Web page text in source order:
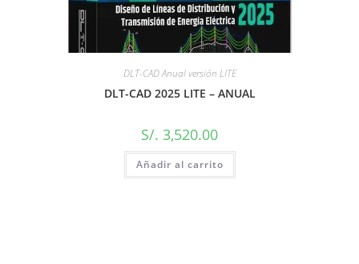
DLT-CAD Anual versión LITE
DLT-CAD 2025 LITE – ANUAL
S/. 3,520.00
Añadir al carrito